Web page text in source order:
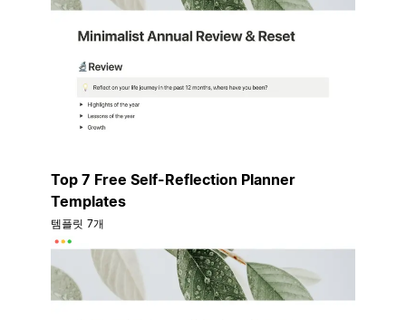
Top 7 Free Self-Reflection Planner
Templates
템플릿 7개